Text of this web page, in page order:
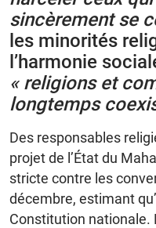
sincèrement se
les minorités
l’harmonie
« religions et
longtemps
Des responsables
projet de l’État du
stricte contre les
décembre, estimant
Constitution nationale.